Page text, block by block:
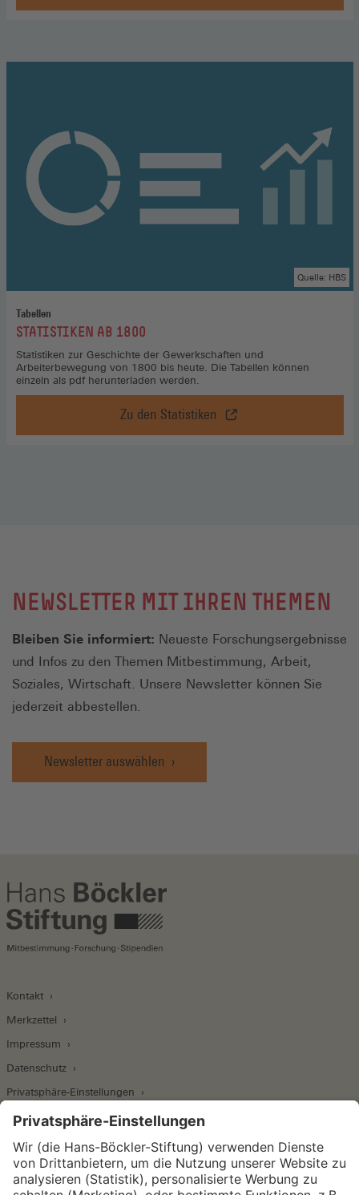
Gewerkschaften
mit
Podcast
(Öffnet
einem
neuen
Tabellen
:STATISTIKEN AB 1800
Quelle: HBS
Statistiken zur Geschichte der Gewerkschaften und
Arbeiterbewegung von 1800 bis heute. Die Tabellen können
einzeln als pdf herunterladen werden.
Zu den Statistiken
Statistiken
ab
Fenster)
NEWSLETTER MIT IHREN THEMEN
Bleiben Sie informiert: Neueste Forschungsergebnisse
und Infos zu den Themen Mitbestimmung, Arbeit,
Soziales, Wirtschaft. Unsere Newsletter können Sie
jederzeit abbestellen.
Newsletter auswählen
Kontakt
Merkzettel
Impressum
Datenschutz
Privatsphäre-Einstellungen
Wirtschafts- und Sozialwissenschaftliches Institut